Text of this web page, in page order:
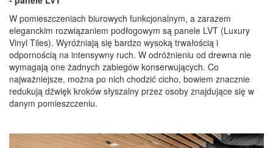
W pomieszczeniach biurowych funkcjonalnym, a zarazem
eleganckim rozwiązaniem podłogowym są panele LVT (Luxury
Vinyl Tiles). Wyróżniają się bardzo wysoką trwałością i
odpornością na intensywny ruch. W odróżnieniu od drewna nie
wymagają one żadnych zabiegów konserwujących. Co
najważniejsze, można po nich chodzić cicho, bowiem znacznie
redukują dźwięk kroków słyszalny przez osoby znajdujące się w
danym pomieszczeniu.